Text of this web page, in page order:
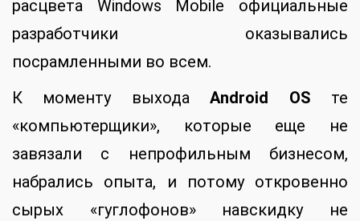
расцвета Windows Mobile официальные
разработчики оказывались
посрамленными во всем.
К моменту выходаAndroid OS те
«компьютерщики», которые еще не
завязали с непрофильным бизнесом,
набрались опыта, и потому откровенно
сырых «гуглофонов» навскидку не